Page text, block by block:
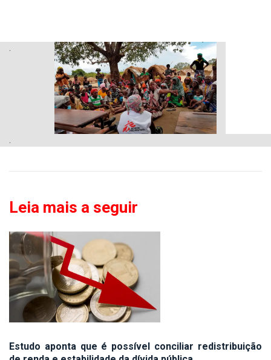
.
Leia mais a seguir
Estudo aponta que é possível conciliar redistribuição